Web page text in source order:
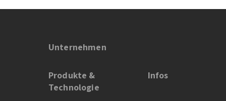
Unternehmen
Produkte &
Technologie
Infos